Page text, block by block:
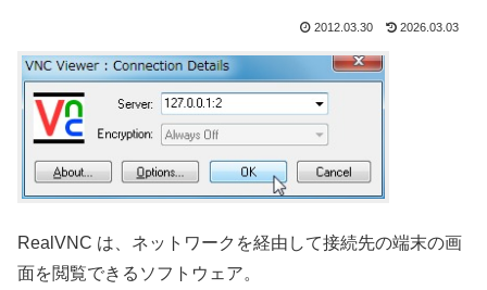
2012.03.30 2026.03.03
RealVNC は、ネットワークを経由して接続先の端末の画
面を閲覧できるソフトウェア。